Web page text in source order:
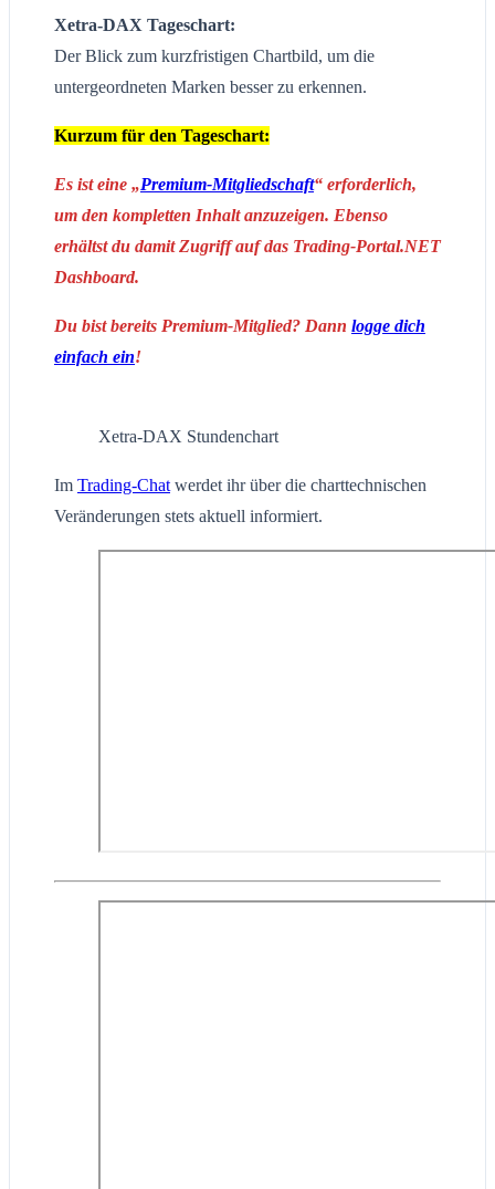
Xetra-DAX Tageschart:
Der Blick zum kurzfristigen Chartbild, um die
untergeordneten Marken besser zu erkennen.
Kurzum für den Tageschart:
Es ist eine „Premium-Mitgliedschaft“ erforderlich,
um den kompletten Inhalt anzuzeigen. Ebenso
erhältst du damit Zugriff auf das Trading-Portal.NET
Dashboard.
Du bist bereits Premium-Mitglied? Dann logge dich
einfach ein!
Xetra-DAX Stundenchart
Im Trading-Chat werdet ihr über die charttechnischen
Veränderungen stets aktuell informiert.